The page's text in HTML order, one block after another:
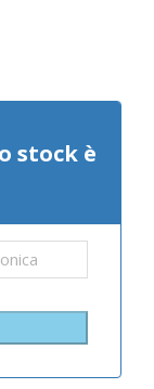
stock è